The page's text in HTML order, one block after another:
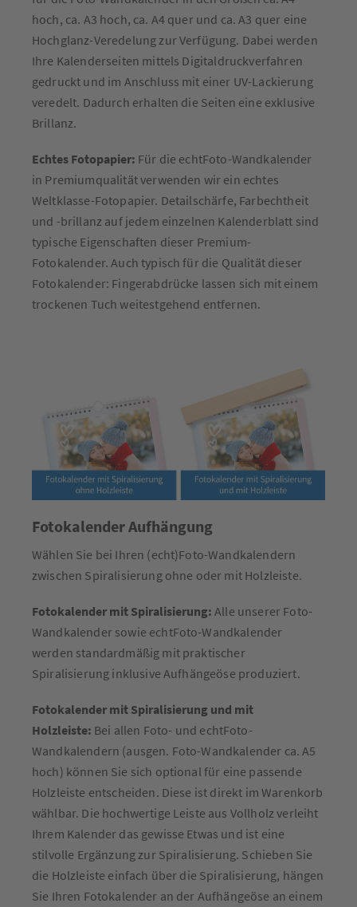
hoch, ca. A3 hoch, ca. A4 quer und ca. A3 quer eine
Hochglanz-Veredelung zur Verfügung. Dabei werden
Ihre Kalenderseiten mittels Digitaldruckverfahren
gedruckt und im Anschluss mit einer UV-Lackierung
veredelt. Dadurch erhalten die Seiten eine exklusive
Brillanz.
Echtes Fotopapier: Für die echtFoto-Wandkalender
in Premiumqualität verwenden wir ein echtes
Weltklasse-Fotopapier. Detailschärfe, Farbechtheit
und -brillanz auf jedem einzelnen Kalenderblatt sind
typische Eigenschaften dieser Premium-
Fotokalender. Auch typisch für die Qualität dieser
Fotokalender: Fingerabdrücke lassen sich mit einem
trockenen Tuch weitestgehend entfernen.
Fotokalender Aufhängung
Wählen Sie bei Ihren (echt)Foto-Wandkalendern
zwischen Spiralisierung ohne oder mit Holzleiste.
Fotokalender mit Spiralisierung: Alle unserer Foto-
Wandkalender sowie echtFoto-Wandkalender
werden standardmäßig mit praktischer
Spiralisierung inklusive Aufhängeöse produziert.
Fotokalender mit Spiralisierung und mit
Holzleiste: Bei allen Foto- und echtFoto-
Wandkalendern (ausgen. Foto-Wandkalender ca. A5
hoch) können Sie sich optional für eine passende
Holzleiste entscheiden. Diese ist direkt im Warenkorb
wählbar. Die hochwertige Leiste aus Vollholz verleiht
Ihrem Kalender das gewisse Etwas und ist eine
stilvolle Ergänzung zur Spiralisierung. Schieben Sie
die Holzleiste einfach über die Spiralisierung, hängen
Sie Ihren Fotokalender an der Aufhängeöse an einem